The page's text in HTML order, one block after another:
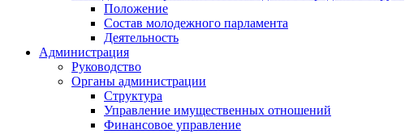
Положение
Состав молодежного парламента
Деятельность
Администрация
Руководство
Органы администрации
Структура
Управление имущественных отношений
Финансовое управление